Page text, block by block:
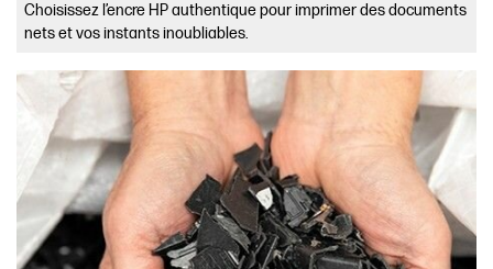
Choisissez l’encre HP authentique pour imprimer des documents
nets et vos instants inoubliables.